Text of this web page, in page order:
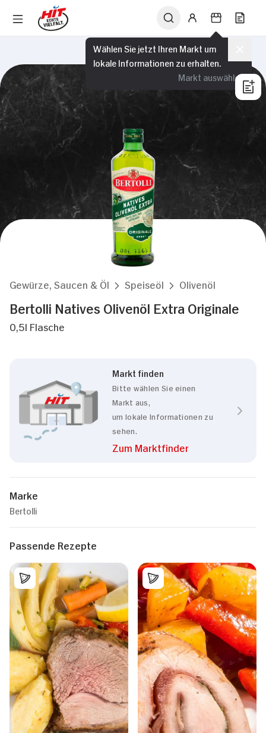
Wählen Sie jetzt Ihren Markt um
lokale Informationen zu erhalten.
Markt auswählen
Gewürze, Saucen & Öl Speiseöl Olivenöl
Bertolli Natives Olivenöl Extra Originale
0,5l Flasche
Markt finden
Bitte wählen Sie einen
Markt aus,
um lokale Informationen zu
sehen.
Zum Marktfinder
Marke
Bertolli
Passende Rezepte